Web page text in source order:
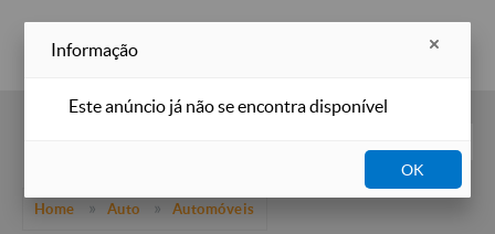
Home Auto Automóveis
Informação
Este anúncio já não se encontra disponível
OK